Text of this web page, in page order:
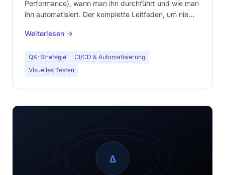
Performance), wann man ihn durchführt und wie man
ihn automatisiert. Der komplette Leitfaden, um nie
Weiterlesen →
QA-Strategie
CI/CD & Automatisierung
Visuelles Testen